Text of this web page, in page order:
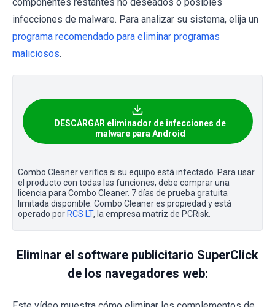
infecciones de malware. Para analizar su sistema, elija un
programa recomendado para eliminar programas
maliciosos.
DESCARGAR eliminador de infecciones de
malware para Android
Combo Cleaner verifica si su equipo está infectado. Para usar
el producto con todas las funciones, debe comprar una
licencia para Combo Cleaner. 7 días de prueba gratuita
limitada disponible. Combo Cleaner es propiedad y está
operado por RCS LT, la empresa matriz de PCRisk.
Eliminar el software publicitario SuperClick
de los navegadores web: